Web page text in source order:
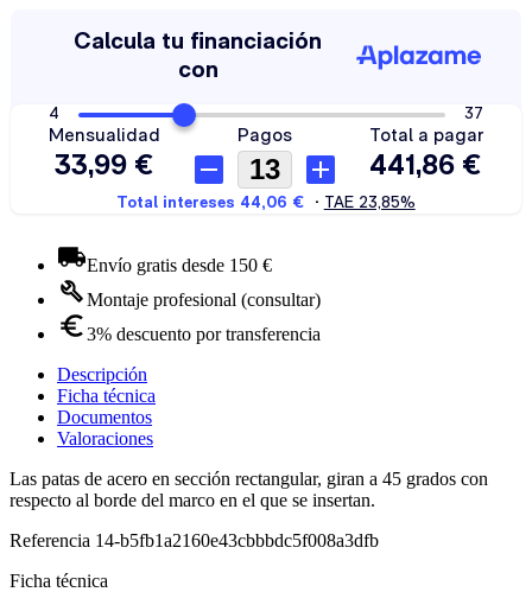
Envío gratis desde 150 €
Montaje profesional (consultar)
3% descuento por transferencia
Descripción
Ficha técnica
Documentos
Valoraciones
Las patas de acero en sección rectangular, giran a 45 grados con
respecto al borde del marco en el que se insertan.
Referencia 14-b5fb1a2160e43cbbbdc5f008a3dfb
Ficha técnica